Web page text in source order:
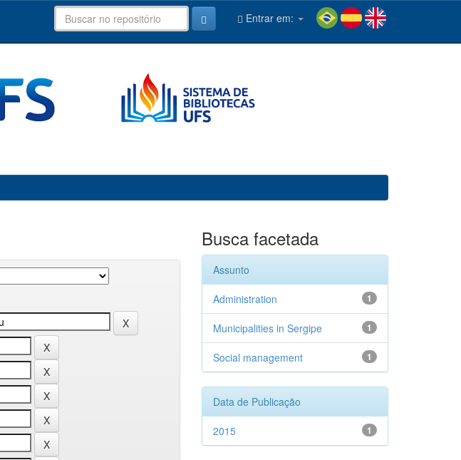
Entrar em:
Busca facetada
Assunto
1
Administration
1
Municipalities in Sergipe
1
Social management
Data de Publicação
1
2015